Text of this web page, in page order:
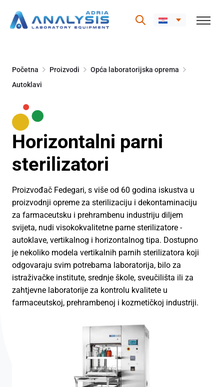
content
Početna Proizvodi
Opća laboratorijska oprema
Autoklavi
Horizontalni parni
sterilizatori
Proizvođač Fedegari, s više od 60 godina iskustva u
proizvodnji opreme za sterilizaciju i dekontaminaciju
za farmaceutsku i prehrambenu industriju diljem
svijeta, nudi visokokvalitetne parne sterilizatore -
autoklave, vertikalnog i horizontalnog tipa. Dostupno
je nekoliko modela vertikalnih parnih sterilizatora koji
odgovaraju svim potrebama laboratorija, bilo za
istraživačke institute, srednje škole, sveučilišta ili za
zahtjevne laboratorije za kontrolu kvalitete u
farmaceutskoj, prehrambenoj i kozmetičkoj industriji.